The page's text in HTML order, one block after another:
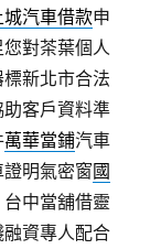
城汽車借款申
對茶葉個人
新北市合法
助客戶資料準
萬華當鋪汽車
明氣密窗國
中當舖借靈
融資專人配合